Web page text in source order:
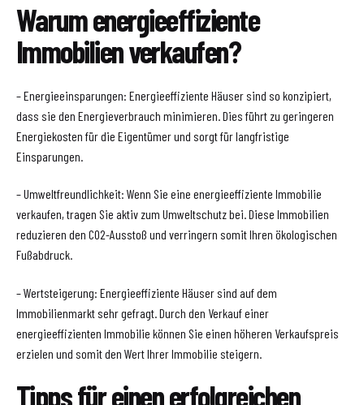
Warum energieeffiziente
Immobilien verkaufen?
– Energieeinsparungen: Energieeffiziente Häuser sind so konzipiert,
dass sie den Energieverbrauch minimieren. Dies führt zu geringeren
Energiekosten für die Eigentümer und sorgt für langfristige
Einsparungen.
– Umweltfreundlichkeit: Wenn Sie eine energieeffiziente Immobilie
verkaufen, tragen Sie aktiv zum Umweltschutz bei. Diese Immobilien
reduzieren den CO2-Ausstoß und verringern somit Ihren ökologischen
Fußabdruck.
– Wertsteigerung: Energieeffiziente Häuser sind auf dem
Immobilienmarkt sehr gefragt. Durch den Verkauf einer
energieeffizienten Immobilie können Sie einen höheren Verkaufspreis
erzielen und somit den Wert Ihrer Immobilie steigern.
Tipps für einen erfolgreichen